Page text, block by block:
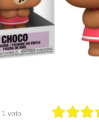
1 voto